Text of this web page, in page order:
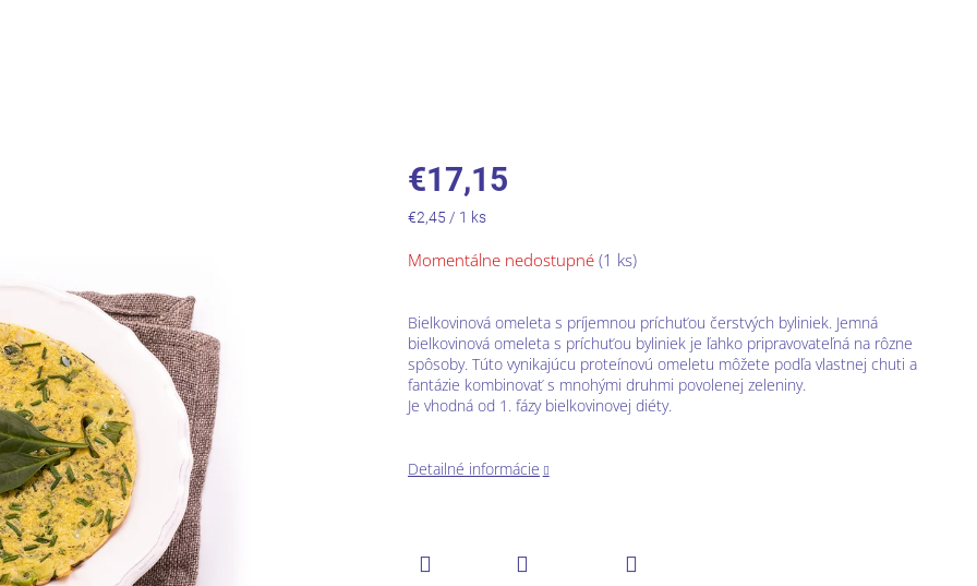
€17,15
Jednotková
€2,45 / 1 ks
Momentálne nedostupné (1 ks)
Bielkovinová omeleta s príjemnou príchuťou čerstvých byliniek. Jemná
bielkovinová omeleta s príchuťou byliniek je ľahko pripravovateľná na rôzne
spôsoby. Túto vynikajúcu proteínovú omeletu môžete podľa vlastnej chuti a
fantázie kombinovať s mnohými druhmi povolenej zeleniny.
Je vhodná od 1. fázy bielkovinovej diéty.
Detailné informácie